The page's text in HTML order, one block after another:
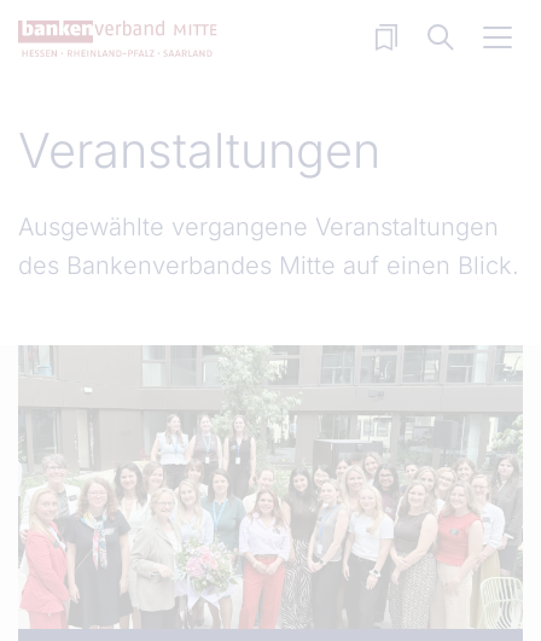
Direkt zum Inhalt
Veranstaltungen
Ausgewählte vergangene Veranstaltungen
des Bankenverbandes Mitte auf einen Blick.